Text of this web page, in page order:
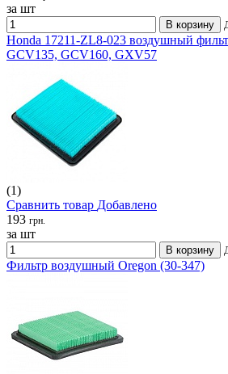
за шт
В корзину
Honda 17211-ZL8-023 воздушный
GCV135, GCV160, GXV57
(1)
Сравнить товар Добавлено
193 грн.
за шт
В корзину
Фильтр воздушный Oregon (30-347)